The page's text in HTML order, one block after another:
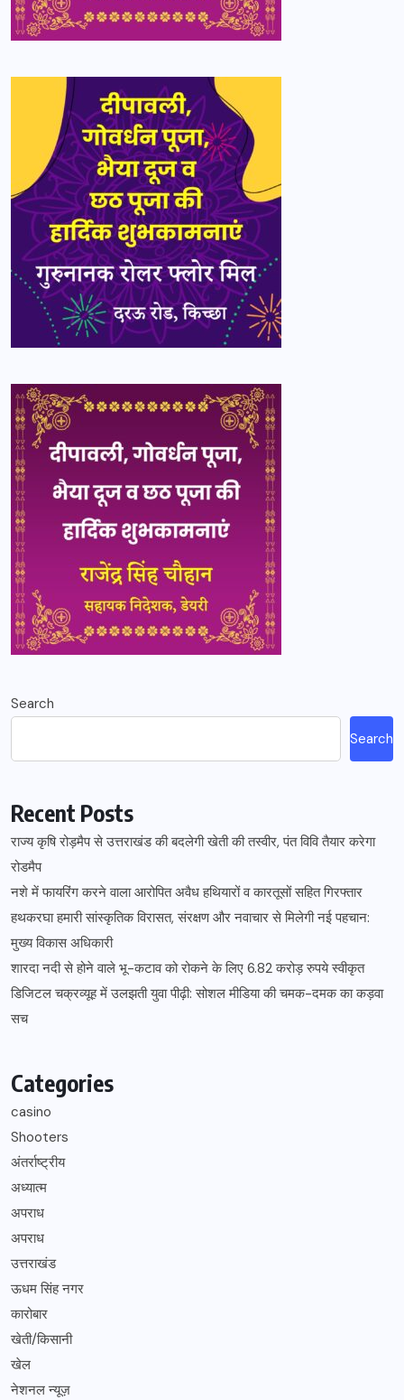
Search
Search
Recent Posts
राज्य कृषि रोड़मैप से उत्तराखंड की बदलेगी खेती की तस्वीर, पंत विवि तैयार करेगा
रोडमैप
नशे में फायरिंग करने वाला आरोपित अवैध हथियारों व कारतूसों सहित गिरफ्तार
हथकरघा हमारी सांस्कृतिक विरासत, संरक्षण और नवाचार से मिलेगी नई पहचान:
मुख्य विकास अधिकारी
शारदा नदी से होने वाले भू-कटाव को रोकने के लिए 6.82 करोड़ रुपये स्वीकृत
डिजिटल चक्रव्यूह में उलझती युवा पीढ़ी: सोशल मीडिया की चमक-दमक का कड़वा
सच
Categories
casino
Shooters
अंतर्राष्ट्रीय
अध्यात्म
अपराध
अपराध
उत्तराखंड
ऊधम सिंह नगर
कारोबार
खेती/किसानी
खेल
नेशनल न्यूज़